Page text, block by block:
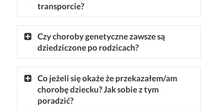
transporcie?
Czy choroby genetyczne zawsze są
dziedziczone po rodzicach?
Co jeżeli się okaże że przekazałem/am
chorobę dziecku? Jak sobie z tym
poradzić?